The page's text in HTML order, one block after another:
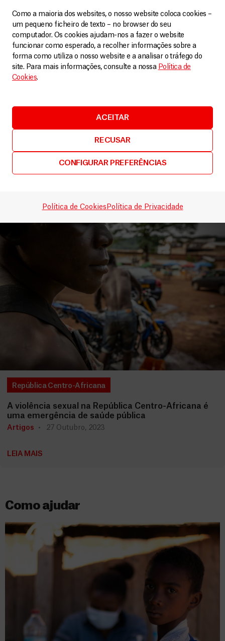
Como a maioria dos websites, o nosso website coloca cookies –
um pequeno ficheiro de texto – no browser do seu
computador. Os cookies ajudam-nos a fazer o website
funcionar como esperado, a recolher informações sobre a
forma como utiliza o nosso website e a analisar o tráfego do
site. Para mais informações, consulte a nossa Política de
Cookies.
ACEITAR
RECUSAR
CONFIGURAR PREFERÊNCIAS
Política de Cookies Política de Privacidade
Primeira Linha 3.4 | Saúde mental na República
Centro-Africana
31 Outubro, 2023
República Centro-Africana
A violência sexual na República Centro-Africana é
uma emergência de saúde pública
Artigos 27 Outubro, 2023
LEIA MAIS
Como ajudar